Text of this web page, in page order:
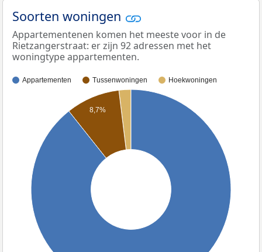
Soorten woningen
Appartementenen komen het meeste voor in de
Rietzangerstraat: er zijn 92 adressen met het
woningtype appartementen.
Appartementen Tussenwoningen Hoekwoningen
8,7%